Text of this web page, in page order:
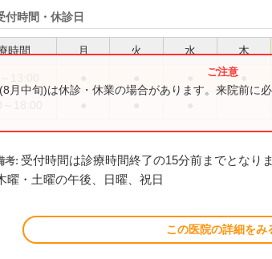
付時間・休診日
時間 月 火 水 木
月中旬)は休診・休業の場合があります。来院前に
考: 受付時間は診療時間終了の15分前までとなりま
曜・土曜の午後、日曜、祝日
この医院の詳細をみ